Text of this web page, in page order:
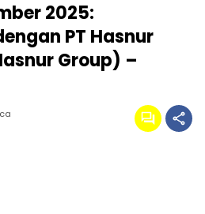
2025:
PT Hasnur
Group) –